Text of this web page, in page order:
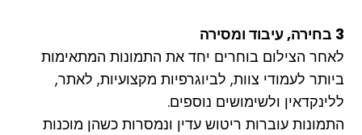
3 בחירה, עיבוד ומסירה
לאחר הצילום בוחרים יחד את התמונות המתאימות
ביותר לעמודי צוות, לביוגרפיות מקצועיות, לאתר,
ללינקדאין ולשימושים נוספים.
התמונות עוברות ריטוש עדין ונמסרות כשהן מוכנות